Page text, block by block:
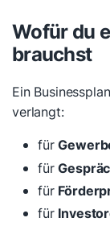
Wofür du
brauchst
Ein
verlangt:
für
für
für
für